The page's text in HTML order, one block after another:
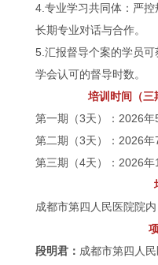
4.专业学习共同体：严
长期专业对话与合作。
5.汇报督导个案的学员
学会认可的督导时数。
培训时间（三
第一期（3天）：2026
第二期（3天）：2026
第三期（4天）：2026
成都市第四人民医院院内
段明君： 成都市第四人